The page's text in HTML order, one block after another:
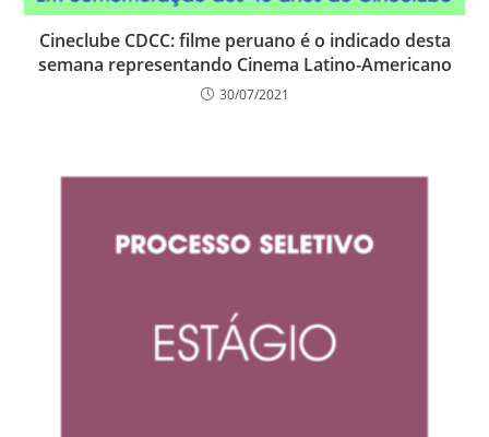
Cineclube CDCC: filme peruano é o indicado desta
semana representando Cinema Latino-Americano
30/07/2021